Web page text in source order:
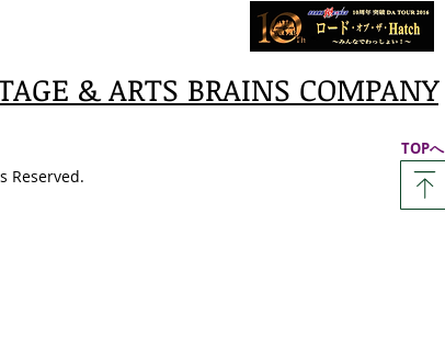
& ARTS BRAINS COMPANY
Reserved.
​TOPへ